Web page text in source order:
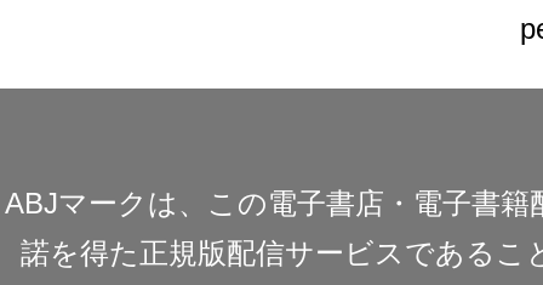
ABJマークは、この電子書店・電子書
諾を得た正規版配信サービスであるこ